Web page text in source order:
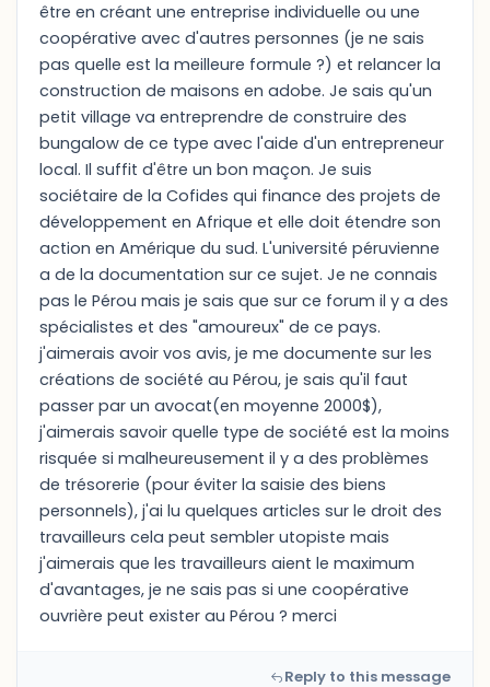
être en créant une entreprise individuelle ou une
coopérative avec d'autres personnes (je ne sais
pas quelle est la meilleure formule ?) et relancer la
construction de maisons en adobe. Je sais qu'un
petit village va entreprendre de construire des
bungalow de ce type avec l'aide d'un entrepreneur
local. Il suffit d'être un bon maçon. Je suis
sociétaire de la Cofides qui finance des projets de
développement en Afrique et elle doit étendre son
action en Amérique du sud. L'université péruvienne
a de la documentation sur ce sujet. Je ne connais
pas le Pérou mais je sais que sur ce forum il y a des
spécialistes et des "amoureux" de ce pays.
j'aimerais avoir vos avis, je me documente sur les
créations de société au Pérou, je sais qu'il faut
passer par un avocat(en moyenne 2000$),
j'aimerais savoir quelle type de société est la moins
risquée si malheureusement il y a des problèmes
de trésorerie (pour éviter la saisie des biens
personnels), j'ai lu quelques articles sur le droit des
travailleurs cela peut sembler utopiste mais
j'aimerais que les travailleurs aient le maximum
d'avantages, je ne sais pas si une coopérative
ouvrière peut exister au Pérou ? merci
Reply to this message